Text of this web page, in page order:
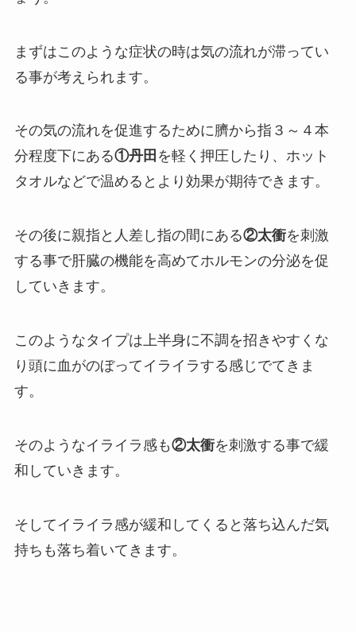
まずはこのような症状の時は気の流れが滞ってい
る事が考えられます。
その気の流れを促進するために臍から指３～４本
分程度下にある①丹田 を軽く押圧したり、ホット
タオルなどで温めるとより効果が期待できます。
その後に親指と人差し指の間にある②太衝を刺激
する事で肝臓の機能を高めてホルモンの分泌を促
していきます。
このようなタイプは上半身に不調を招きやすくな
り頭に血がのぼってイライラする感じでてきま
す。
そのようなイライラ感も②太衝を刺激する事で緩
和していきます。
そしてイライラ感が緩和してくると落ち込んだ気
持ちも落ち着いてきます。